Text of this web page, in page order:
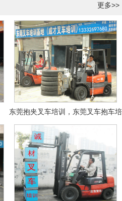
更多>>
东莞抱夹叉车培训，东莞叉车抱车培
训